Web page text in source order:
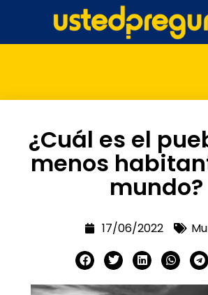
¿Cuál es el
menos
mundo?
17/06/2022